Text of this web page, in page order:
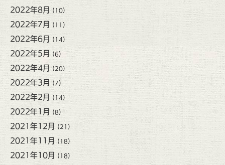
2022年8月 (10)
2022年7月 (11)
2022年6月 (14)
2022年5月 (6)
2022年4月 (20)
2022年3月 (7)
2022年2月 (14)
2022年1月 (8)
2021年12月 (21)
2021年11月 (18)
2021年10月 (18)